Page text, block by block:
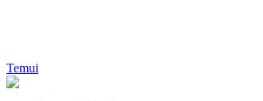
Temui